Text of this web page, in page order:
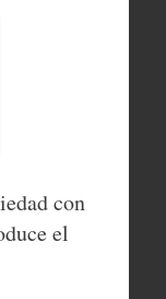
con
el